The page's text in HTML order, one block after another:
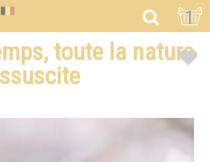
1
toute la nature